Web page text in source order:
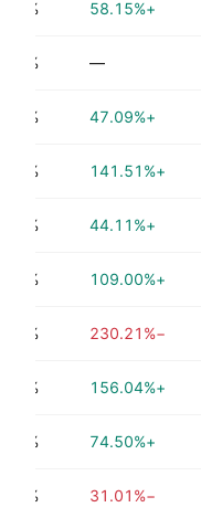
+58.15%
—
+47.09%
+141.51%
+44.11%
+109.00%
−230.21%
+156.04%
+74.50%
−31.01%